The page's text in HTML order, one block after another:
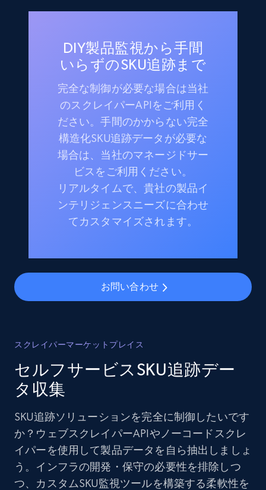
DIY製品監視から手間
いらずのSKU追跡まで
完全な制御が必要な場合は当社
のスクレイパーAPIをご利用く
ださい。手間のかからない完全
構造化SKU追跡データが必要な
場合は、当社のマネージドサー
ビスをご利用ください。
リアルタイムで、貴社の製品イ
ンテリジェンスニーズに合わせ
てカスタマイズされます。
お問い合わせ
スクレイパーマーケットプレイス
セルフサービスSKU追跡デー
タ収集
SKU追跡ソリューションを完全に制御したいです
か？ウェブスクレイパーAPIやノーコードスクレ
イパーを使用して製品データを自ら抽出しましょ
う。インフラの開発・保守の必要性を排除しつ
つ、カスタムSKU監視ツールを構築する柔軟性を